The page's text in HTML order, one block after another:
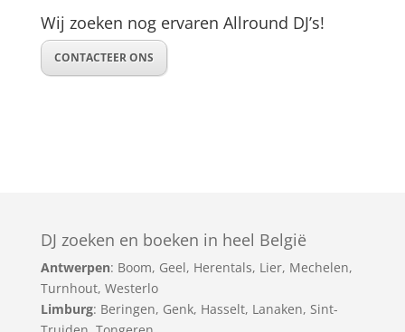
Wij zoeken nog ervaren Allround DJ’s!
CONTACTEER ONS
DJ zoeken en boeken in heel België
Antwerpen: Boom, Geel, Herentals, Lier, Mechelen,
Turnhout, Westerlo
Limburg: Beringen, Genk, Hasselt, Lanaken, Sint-